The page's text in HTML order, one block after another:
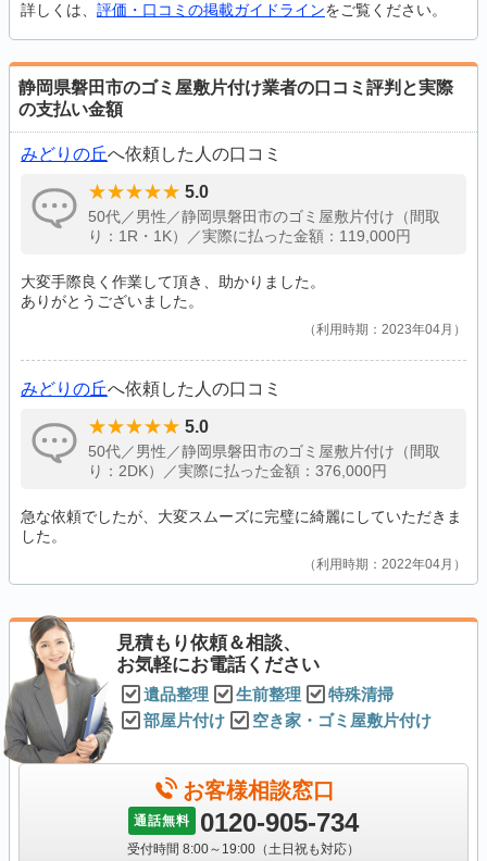
詳しくは、 評価・口コミの掲載ガイドラインをご覧ください。
静岡県磐田市のゴミ屋敷片付け業者の口コミ評判と実際
の支払い金額
みどりの丘へ依頼した人の口コミ
5.0
50代／男性／静岡県磐田市のゴミ屋敷片付け（間取
り：1R・1K）／実際に払った金額：119,000円
大変手際良く作業して頂き、助かりました。
ありがとうございました。
利用時期：2023年04月
みどりの丘へ依頼した人の口コミ
5.0
50代／男性／静岡県磐田市のゴミ屋敷片付け（間取
り：2DK）／実際に払った金額：376,000円
急な依頼でしたが、大変スムーズに完璧に綺麗にしていただきま
した。
利用時期：2022年04月
見積もり依頼＆相談、
お気軽にお電話ください
遺品整理 生前整理
特殊清掃
部屋片付け
空き家・ゴミ屋敷片付け
お客様相談窓口
通話無料 0120-905-734
受付時間 8:00～19:00（土日祝も対応）